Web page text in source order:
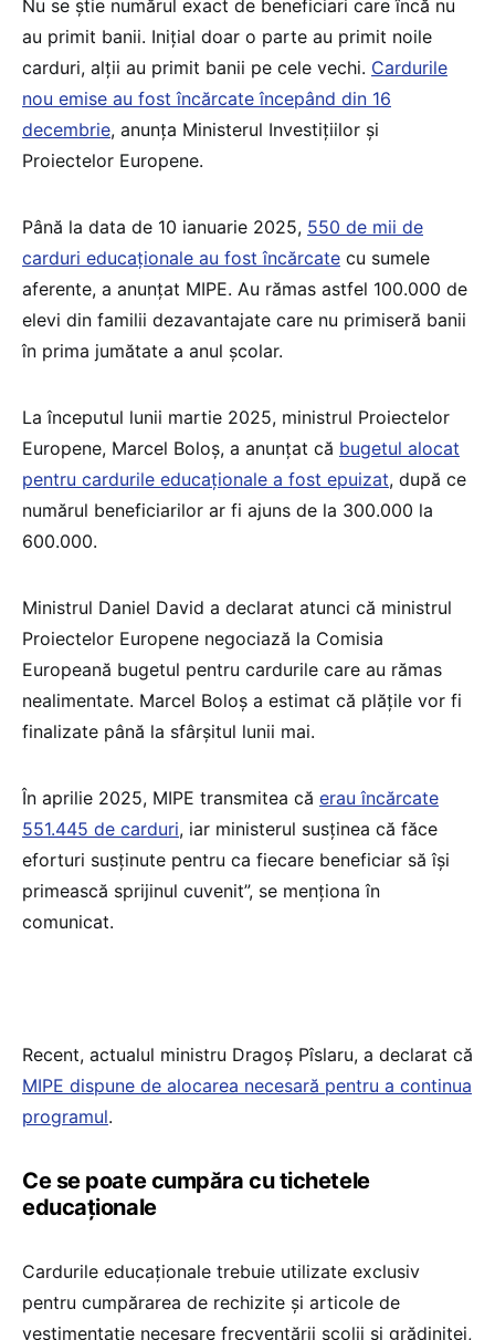
Nu se știe numărul exact de beneficiari care încă nu
au primit banii. Inițial doar o parte au primit noile
carduri, alții au primit banii pe cele vechi. Cardurile
nou emise au fost încărcate începând din 16
decembrie, anunța Ministerul Investițiilor și
Proiectelor Europene.
Până la data de 10 ianuarie 2025, 550 de mii de
carduri educaționale au fost încărcate cu sumele
aferente, a anunțat MIPE. Au rămas astfel 100.000 de
elevi din familii dezavantajate care nu primiseră banii
în prima jumătate a anul școlar.
La începutul lunii martie 2025, ministrul Proiectelor
Europene, Marcel Boloș, a anunțat că bugetul alocat
pentru cardurile educaționale a fost epuizat, după ce
numărul beneficiarilor ar fi ajuns de la 300.000 la
600.000.
Ministrul Daniel David a declarat atunci că ministrul
Proiectelor Europene negociază la Comisia
Europeană bugetul pentru cardurile care au rămas
nealimentate. Marcel Boloș a estimat că plățile vor fi
finalizate până la sfârșitul lunii mai.
În aprilie 2025, MIPE transmitea că erau încărcate
551.445 de carduri, iar ministerul susținea că făce
eforturi susţinute pentru ca fiecare beneficiar să îşi
primească sprijinul cuvenit”, se menţiona în
comunicat.
Recent, actualul ministru Dragoș Pîslaru, a declarat că
MIPE dispune de alocarea necesară pentru a continua
programul.
Ce se poate cumpăra cu tichetele
educaționale
Cardurile educaționale trebuie utilizate exclusiv
pentru cumpărarea de rechizite și articole de
vestimentaţie necesare frecventării şcolii şi grădiniţei,